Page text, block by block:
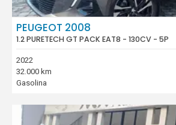
PEUGEOT 2008
1.2 PURETECH GT PACK EAT8 - 130CV - 5P
2022
32.000 km
Gasolina